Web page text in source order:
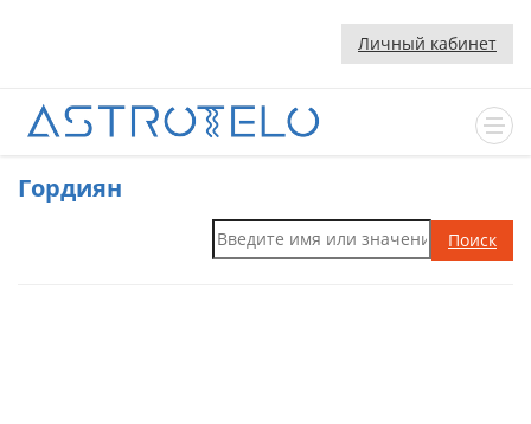
Личный кабинет
Гордиян
Поиск